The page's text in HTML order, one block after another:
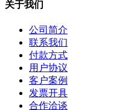
关于我们
公司简介
联系我们
付款方式
用户协议
客户案例
发票开具
合作洽谈